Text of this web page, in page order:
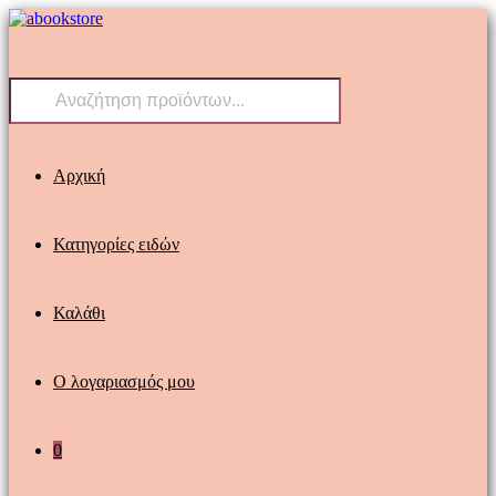
Skip
Products
Αρχική
Κατηγορίες ειδών
Καλάθι
Ο λογαριασμός μου
0